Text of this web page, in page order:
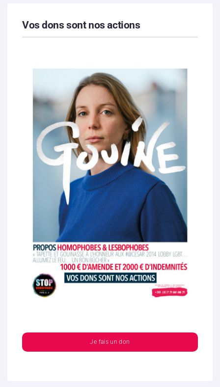
Vos dons sont nos actions
Je fais un don